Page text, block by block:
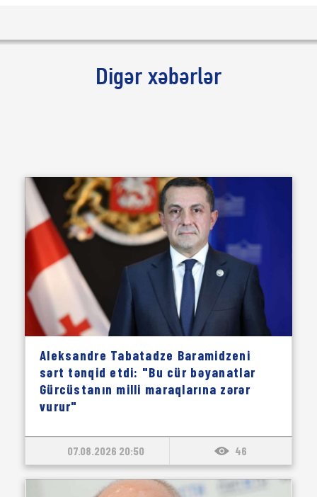
Digər xəbərlər
Aleksandre Tabatadze Baramidzeni
sərt tənqid etdi: "Bu cür bəyanatlar
Gürcüstanın milli maraqlarına zərər
vurur"
07.08.2026 20:50 46